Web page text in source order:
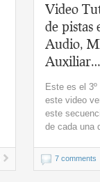
Video
de pistas
Audio,
Auxiliar…
Este es el
este video
este
de cada una
7 comments